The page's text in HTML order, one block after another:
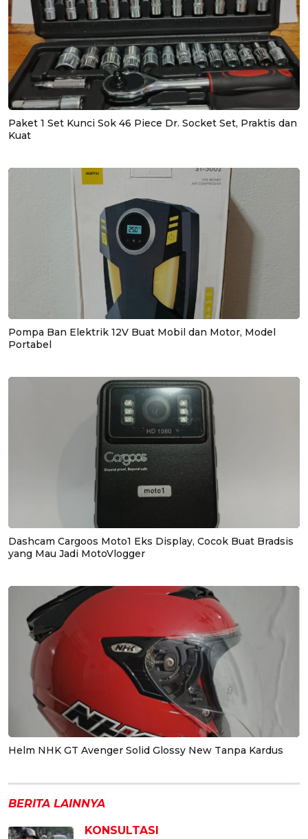
Paket 1 Set Kunci Sok 46 Piece Dr. Socket Set, Praktis dan
Kuat
Pompa Ban Elektrik 12V Buat Mobil dan Motor, Model
Portabel
Dashcam Cargoos Moto1 Eks Display, Cocok Buat Bradsis
yang Mau Jadi MotoVlogger
Helm NHK GT Avenger Solid Glossy New Tanpa Kardus
BERITA LAINNYA
KONSULTASI